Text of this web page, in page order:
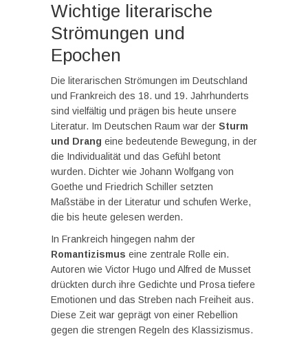
Wichtige literarische
Strömungen und
Epochen
Die literarischen Strömungen im Deutschland
und Frankreich des 18. und 19. Jahrhunderts
sind vielfältig und prägen bis heute unsere
Literatur. Im Deutschen Raum war der Sturm
und Drang eine bedeutende Bewegung, in der
die Individualität und das Gefühl betont
wurden. Dichter wie Johann Wolfgang von
Goethe und Friedrich Schiller setzten
Maßstäbe in der Literatur und schufen Werke,
die bis heute gelesen werden.
In Frankreich hingegen nahm der
Romantizismus eine zentrale Rolle ein.
Autoren wie Victor Hugo und Alfred de Musset
drückten durch ihre Gedichte und Prosa tiefere
Emotionen und das Streben nach Freiheit aus.
Diese Zeit war geprägt von einer Rebellion
gegen die strengen Regeln des Klassizismus.